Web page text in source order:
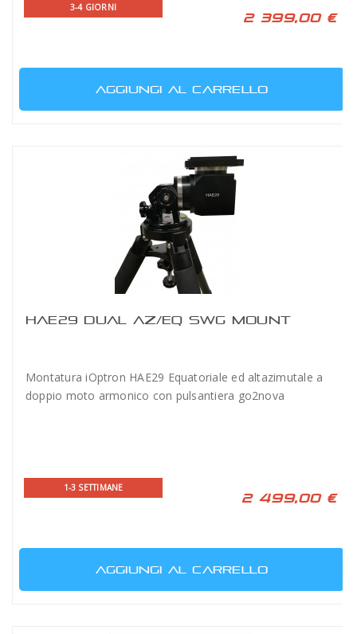
3-4 GIORNI
2 399,00 €
AGGIUNGI AL CARRELLO
HAE29 DUAL AZ/EQ SWG MOUNT
Montatura iOptron HAE29 Equatoriale ed altazimutale a
doppio moto armonico con pulsantiera go2nova
1-3 SETTIMANE
2 499,00 €
AGGIUNGI AL CARRELLO